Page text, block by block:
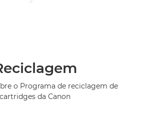
o Programa de reciclagem de
cartridges da Canon